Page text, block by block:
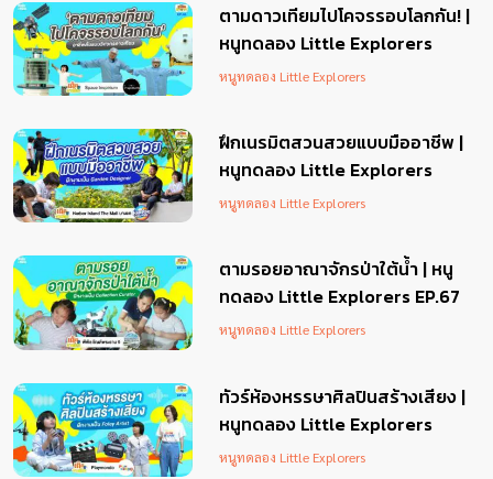
ตามดาวเทียมไปโคจรรอบโลกกัน! |
หนูทดลอง Little Explorers
EP.69
หนูทดลอง Little Explorers
ฝึกเนรมิตสวนสวยแบบมืออาชีพ |
หนูทดลอง Little Explorers
EP.68
หนูทดลอง Little Explorers
ตามรอยอาณาจักรป่าใต้น้ำ | หนู
ทดลอง Little Explorers EP.67
หนูทดลอง Little Explorers
ทัวร์ห้องหรรษาศิลปินสร้างเสียง |
หนูทดลอง Little Explorers
EP.66
หนูทดลอง Little Explorers